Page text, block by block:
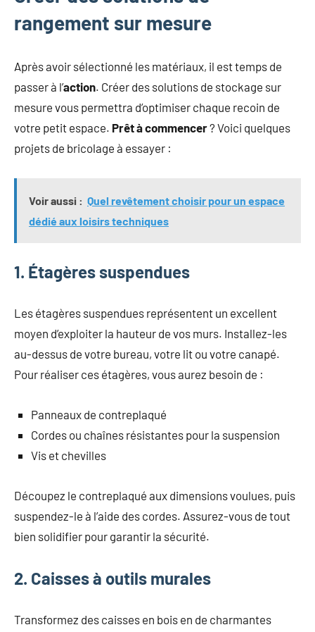
rangement sur mesure
Après avoir sélectionné les matériaux, il est temps de
passer à l’action. Créer des solutions de stockage sur
mesure vous permettra d’optimiser chaque recoin de
votre petit espace. Prêt à commencer? Voici quelques
projets de bricolage à essayer :
Voir aussi : Quel revêtement choisir pour un espace
dédié aux loisirs techniques
1. Étagères suspendues
Les étagères suspendues représentent un excellent
moyen d’exploiter la hauteur de vos murs. Installez-les
au-dessus de votre bureau, votre lit ou votre canapé.
Pour réaliser ces étagères, vous aurez besoin de :
Panneaux de contreplaqué
Cordes ou chaînes résistantes pour la suspension
Vis et chevilles
Découpez le contreplaqué aux dimensions voulues, puis
suspendez-le à l’aide des cordes. Assurez-vous de tout
bien solidifier pour garantir la sécurité.
2. Caisses à outils murales
Transformez des caisses en bois en de charmantes